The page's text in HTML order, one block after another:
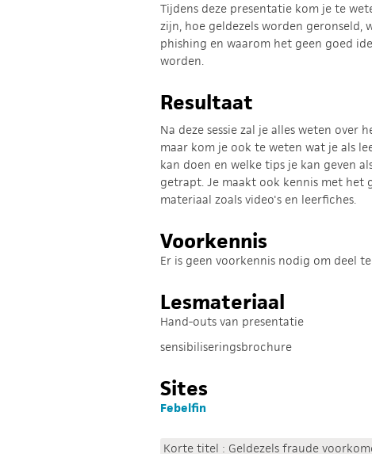
Tijdens deze presentatie kom je te
zijn, hoe geldezels worden geronseld,
phishing en waarom het geen goed
worden.
Resultaat
Na deze sessie zal je alles weten over
maar kom je ook te weten wat je als
kan doen en welke tips je kan geven
getrapt. Je maakt ook kennis met het
materiaal zoals video's en leerfiches.
Voorkennis
Er is geen voorkennis nodig om deel
Lesmateriaal
Hand-outs van presentatie
sensibiliseringsbrochure
Sites
Febelfin
Korte titel : Geldezels fraude